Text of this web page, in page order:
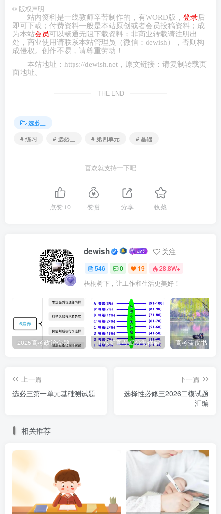
②相辅相成，体现创新突破与科学实践的辩证统一
③要注重发挥主观能动性，推翻已有全部认识
④注重调查研究，以实践为基础提升创新思维
的回声定位能力。科学家受此启发，研发出雷达系统，利用
电磁波替代超声波，实现了对空中、地面及海上目标的远距
①尊重自在事物的联系是实践成功的基础
②科学技术的发展要在否定过去肯定现在中实现
④科学技术的发展取决于思维活跃程度
A.①③ B.①④ C.②③ D.③④
6.我国在规划雅鲁藏布江下游工程时，工程团队突破传
统水利工程 “单一发电” 的设计思路，整合水资源调配、生态
保护、航运改善、地质灾害防治等多重目标，创新性提出
A.思路具有多向性 B.步骤具有跨越性
中”，摆脱舞蹈在平地上呈现的思路，在立面空间上做文章，
让舞蹈在画中生长，汲取“喜鹊登枝”的美好寓意，将整个舞
台打造成一幅展开的宋画，细腻典雅地勾勒出“人在画中舞”
“展卷卧游”的沉浸式视听体验。这一设计（ ）
© 版权声明
站内资料是一线教师辛苦制作的，有WORD版， 登录后
即可下载；付费资料一般是本站原创或者会员投稿资料；成
为本站会员可以畅通无阻下载资料；非商业转载请注明出
处，商业使用请联系本站管理员（微信： dewish ），否则构
成侵权。创作不易，请尊重劳动！
本站地址： https://dewish.net ，原文链接：请复制转载页
面地址。
THE END
选必三
# 练习
# 选必三 # 第四单元 # 基础
喜欢就支持一下吧
点赞10 赞赏 分享 收藏
dewish 关注
546 0 19 28.8W+
梧桐树下，让工作和生活更美好！
2025高考政治命题纲要解读 山东新高考赋分制详解
上一篇
选必三第一单元基础测试题
下一篇
选择性必修三2026二模试题
汇编
相关推荐